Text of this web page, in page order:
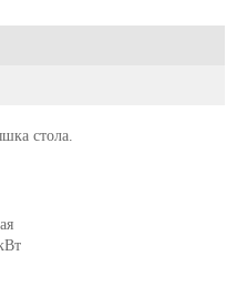
стола.